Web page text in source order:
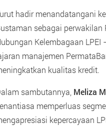
hadir menandatangani
sebagai perwakilan
Kelembagaan LPEI
manajemen
kualitas kredit.
sambutannya, Meliza
memperluas
kepercayaan